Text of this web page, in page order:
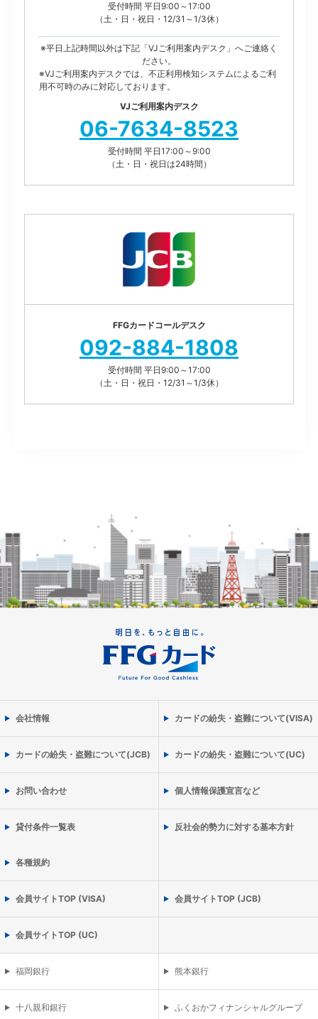
受付時間 平日9:00～17:00
（土・日・祝日・12/31～1/3休）
※平日上記時間以外は下記「VJご利用案内デスク」へご連絡く
ださい。
※VJご利用案内デスクでは、不正利用検知システムによるご利
用不可時のみに対応しております。
VJご利用案内デスク
06-7634-8523
受付時間 平日17:00～9:00
（土・日・祝日は24時間）
FFGカードコールデスク
092-884-1808
受付時間 平日9:00～17:00
（土・日・祝日・12/31～1/3休）
会社情報 カードの紛失・盗難について(VISA)
カードの紛失・盗難について(JCB) カードの紛失・盗難について(UC)
お問い合わせ 個人情報保護宣言など
貸付条件一覧表 反社会的勢力に対する基本方針
各種規約
会員サイトTOP (VISA) 会員サイトTOP (JCB)
会員サイトTOP (UC)
福岡銀行 熊本銀行
十八親和銀行 ふくおかフィナンシャルグループ